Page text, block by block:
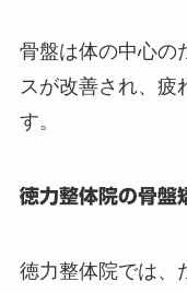
骨盤は体の中心の
スが改善され、疲
す。
徳力整体院の骨盤
徳力整体院では、